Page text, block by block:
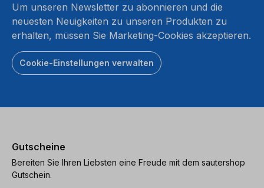
Um unseren Newsletter zu abonnieren und die
neuesten Neuigkeiten zu unseren Produkten zu
erhalten, müssen Sie Marketing-Cookies akzeptieren.
Cookie-Einstellungen verwalten
Gutscheine
Bereiten Sie Ihren Liebsten eine Freude mit dem sautershop
Gutschein.